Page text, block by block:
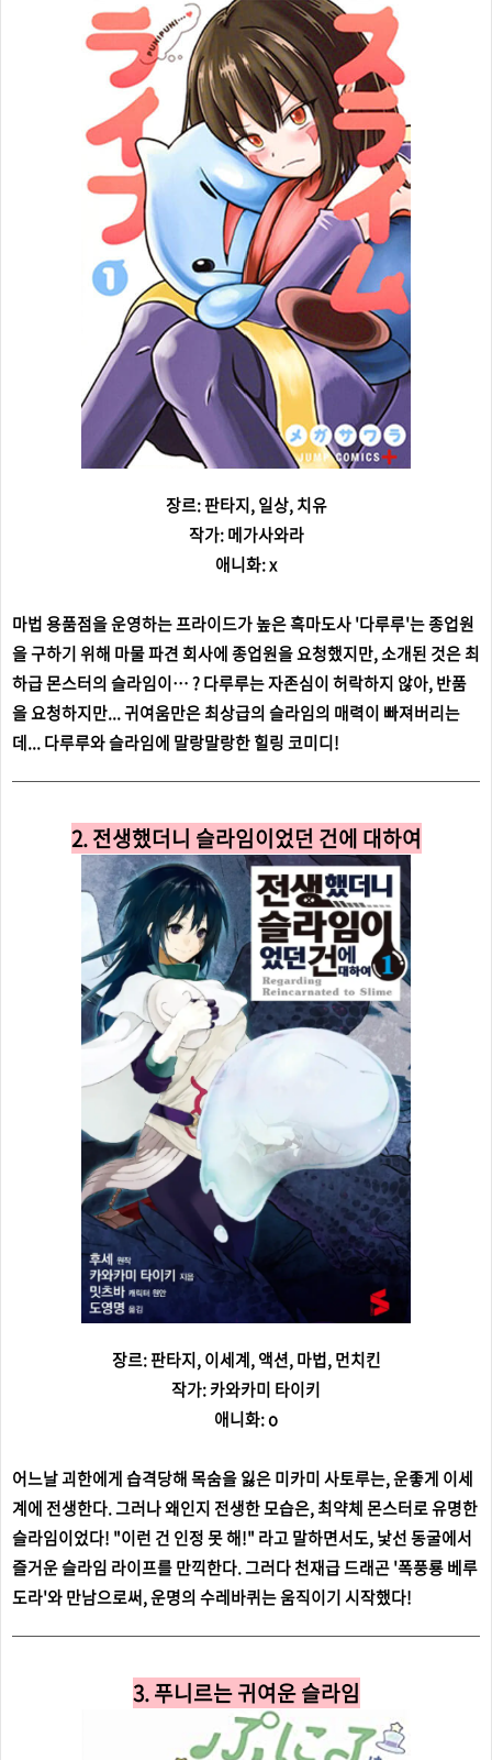
장르: 판타지, 일상, 치유
작가: 메가사와라
애니화: x
마법 용품점을 운영하는 프라이드가 높은 흑마도사 '다루루'는 종업원
을 구하기 위해 마물 파견 회사에 종업원을 요청했지만, 소개된 것은 최
하급 몬스터의 슬라임이… ? 다루루는 자존심이 허락하지 않아, 반품
을 요청하지만... 귀여움만은 최상급의 슬라임의 매력이 빠져버리는
데... 다루루와 슬라임에 말랑말랑한 힐링 코미디!
2. 전생했더니 슬라임이었던 건에 대하여
장르: 판타지, 이세계, 액션, 마법, 먼치킨
작가: 카와카미 타이키
애니화: o
어느날 괴한에게 습격당해 목숨을 잃은 미카미 사토루는, 운좋게 이세
계에 전생한다. 그러나 왜인지 전생한 모습은, 최약체 몬스터로 유명한
슬라임이었다! "이런 건 인정 못 해!" 라고 말하면서도, 낯선 동굴에서
즐거운 슬라임 라이프를 만끽한다. 그러다 천재급 드래곤 '폭풍룡 베루
도라'와 만남으로써, 운명의 수레바퀴는 움직이기 시작했다!
3. 푸니르는 귀여운 슬라임